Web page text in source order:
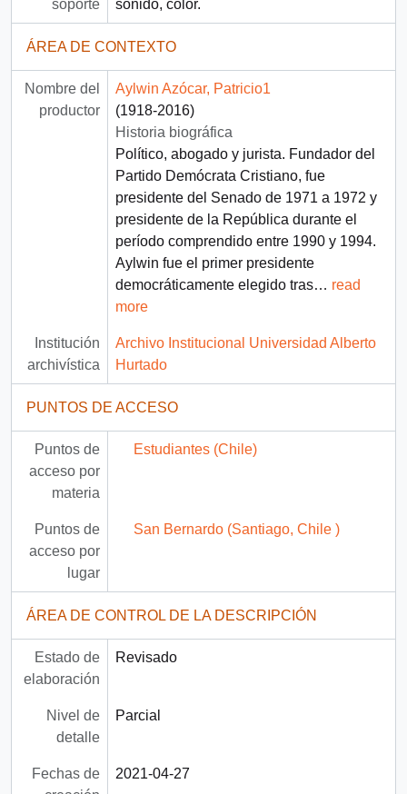
soporte sonido, color.
ÁREA DE CONTEXTO
Nombre del
productor
Aylwin Azócar, Patricio1
(1918-2016)
Historia biográfica
Político, abogado y jurista. Fundador del
Partido Demócrata Cristiano, fue
presidente del Senado de 1971 a 1972 y
presidente de la República durante el
período comprendido entre 1990 y 1994.
Aylwin fue el primer presidente
democráticamente elegido tras… read
more
Institución
archivística
Archivo Institucional Universidad Alberto
Hurtado
PUNTOS DE ACCESO
Puntos de
acceso por
materia
Estudiantes (Chile)
Puntos de
acceso por
lugar
San Bernardo (Santiago, Chile )
ÁREA DE CONTROL DE LA DESCRIPCIÓN
Estado de
elaboración
Revisado
Nivel de
detalle
Parcial
Fechas de
2021-04-27